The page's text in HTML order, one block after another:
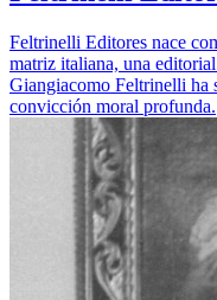
Feltrinelli Editores nace
matriz italiana, una
Giangiacomo Feltrinelli ha
convicción moral profunda.